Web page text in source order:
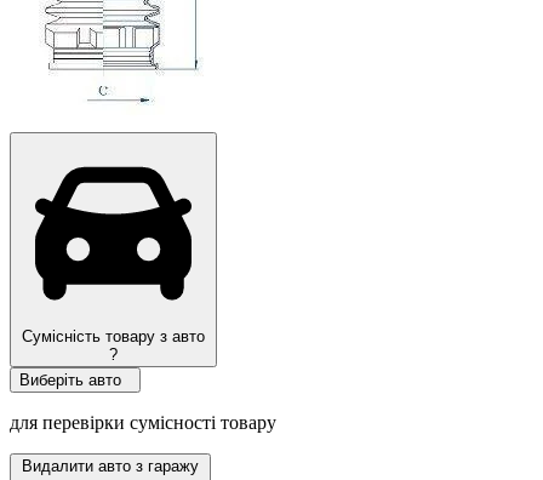
Сумісність товару з авто
?
Виберіть авто
для перевірки сумісності товару
Видалити авто з гаражу